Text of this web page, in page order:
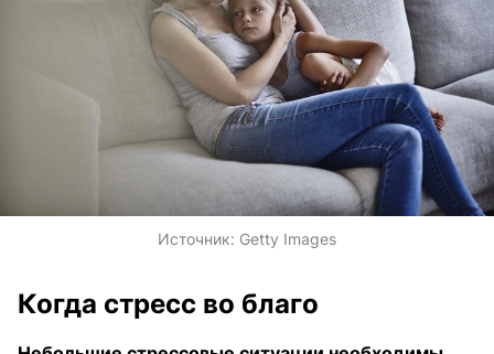
Источник: Getty Images
Когда стресс во благо